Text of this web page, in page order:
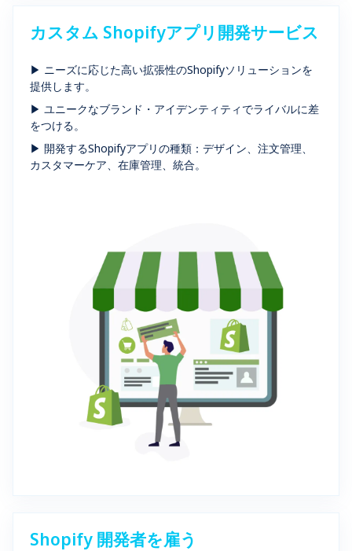
カスタム Shopifyアプリ開発サービス
▶ ニーズに応じた高い拡張性のShopifyソリューションを
提供します。
▶ ユニークなブランド・アイデンティティでライバルに差
をつける。
▶ 開発するShopifyアプリの種類：デザイン、注文管理、
カスタマーケア、在庫管理、統合。
Shopify 開発者を雇う